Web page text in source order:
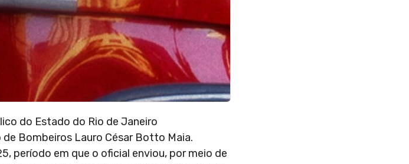
do Estado do Rio de Janeiro
Bombeiros Lauro César Botto Maia.
período em que o oficial enviou, por meio de